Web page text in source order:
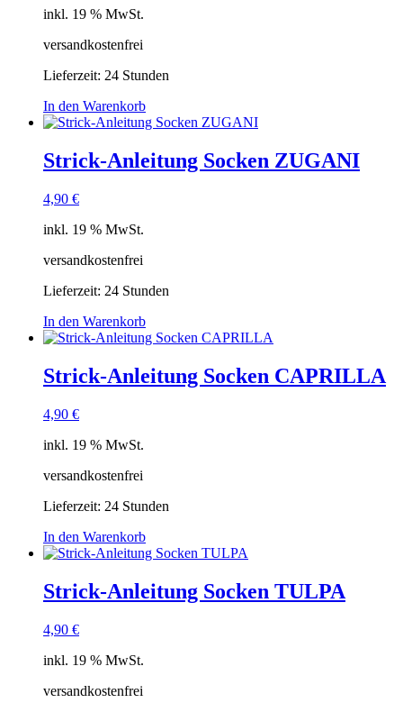
inkl. 19 % MwSt.
versandkostenfrei
Lieferzeit: 24 Stunden
In den Warenkorb
Strick-Anleitung Socken ZUGANI
4,90 €
inkl. 19 % MwSt.
versandkostenfrei
Lieferzeit: 24 Stunden
In den Warenkorb
Strick-Anleitung Socken CAPRILLA
4,90 €
inkl. 19 % MwSt.
versandkostenfrei
Lieferzeit: 24 Stunden
In den Warenkorb
Strick-Anleitung Socken TULPA
4,90 €
inkl. 19 % MwSt.
versandkostenfrei